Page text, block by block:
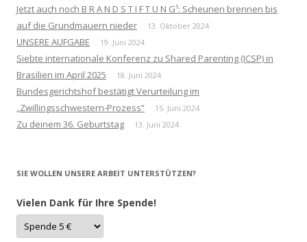
Jetzt auch noch B R A N D S T I F T U N G¹: Scheunen brennen bis
auf die Grundmauern nieder
13. Oktober 2024
UNSERE AUFGABE 19. Juni 2024
Siebte internationale Konferenz zu Shared Parenting (ICSP) in
Brasilien im April 2025
18. Juni 2024
Bundesgerichtshof bestätigt Verurteilung im
„Zwillingsschwestern-Prozess“
15. Juni 2024
Zu deinem 36. Geburtstag 13. Juni 2024
SIE WOLLEN UNSERE ARBEIT UNTERSTÜTZEN?
Vielen Dank für Ihre Spende!